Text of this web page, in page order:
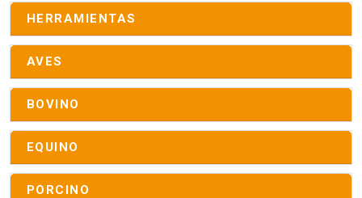
HERRAMIENTAS
AVES
BOVINO
EQUINO
PORCINO